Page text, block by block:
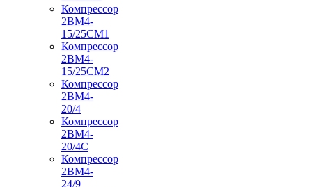
Компрессор
2ВМ4-
15/25СМ1
Компрессор
2ВМ4-
15/25СМ2
Компрессор
2ВМ4-
20/4
Компрессор
2ВМ4-
20/4С
Компрессор
2ВМ4-
24/9